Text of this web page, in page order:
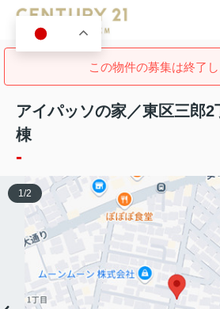
この物件の募集は終了し
アイパッソの家／東区三郎2
棟
-
1/2